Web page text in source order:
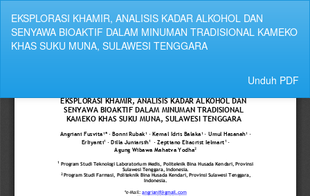
Rincian
Artikel
EKSPLORASI KHAMIR, ANALISIS KADAR ALKOHOL DAN
SENYAWA BIOAKTIF DALAM MINUMAN TRADISIONAL KAMEKO
KHAS SUKU MUNA, SULAWESI TENGGARA
Unduh
Unduh PDF